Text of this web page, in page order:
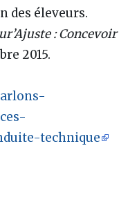
des éleveurs.
: Concevoir
2015.
technique